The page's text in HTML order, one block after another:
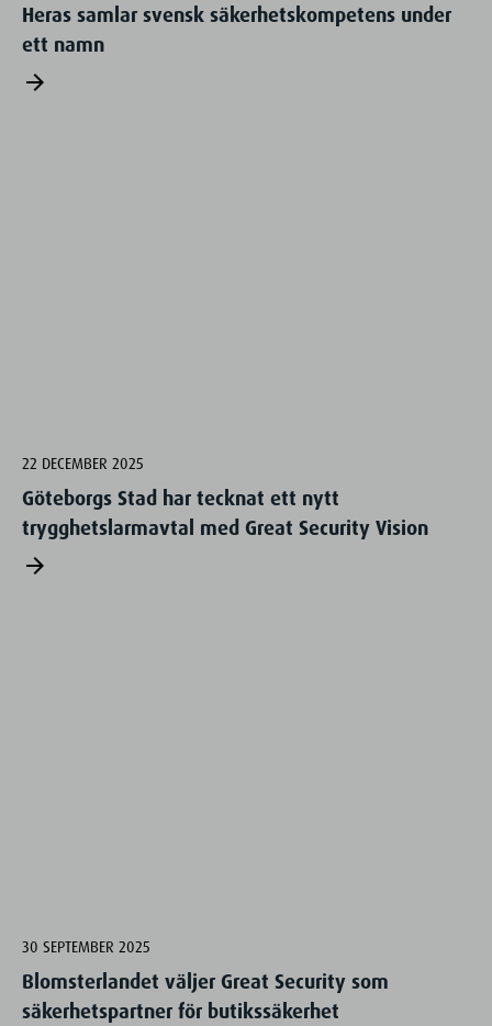
Heras samlar svensk säkerhetskompetens under
ett namn
arrow_forward
22 DECEMBER 2025
Göteborgs Stad har tecknat ett nytt
trygghetslarmavtal med Great Security Vision
arrow_forward
30 SEPTEMBER 2025
Blomsterlandet väljer Great Security som
säkerhetspartner för butikssäkerhet